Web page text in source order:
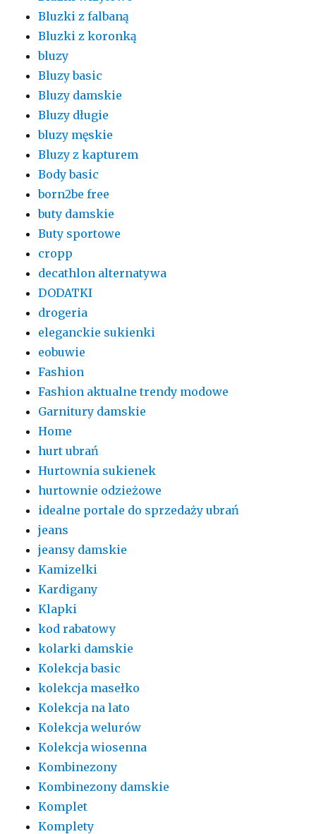
Bluzki z falbaną
Bluzki z koronką
bluzy
Bluzy basic
Bluzy damskie
Bluzy długie
bluzy męskie
Bluzy z kapturem
Body basic
born2be free
buty damskie
Buty sportowe
cropp
decathlon alternatywa
DODATKI
drogeria
eleganckie sukienki
eobuwie
Fashion
Fashion aktualne trendy modowe
Garnitury damskie
Home
hurt ubrań
Hurtownia sukienek
hurtownie odzieżowe
idealne portale do sprzedaży ubrań
jeans
jeansy damskie
Kamizelki
Kardigany
Klapki
kod rabatowy
kolarki damskie
Kolekcja basic
kolekcja masełko
Kolekcja na lato
Kolekcja welurów
Kolekcja wiosenna
Kombinezony
Kombinezony damskie
Komplet
Komplety